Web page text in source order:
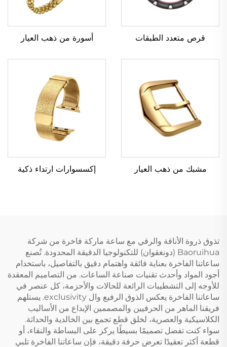
قرص متعدد الطبقات أسورة من ذهب العيار
مشبك من ذهب العيار إكسسوارات ارتداء ذكية
تذوق ذروة الأناقة والرقي مع ساعة ماركة فاخرة من شركة
Baoruihua (دونغقوان) للتكنولوجيا الدقيقة المحدودة. تُصنع
ساعاتنا الفاخرة بعناية فائقة واهتمام دقيق بالتفاصيل، باستخدام
أجود المواد وأحدث تقنيات صناعة الساعات. من التصاميم المعقدة
للأوجه إلى التشطيبات الرائعة للحالات والأحزمة، كل عنصر في
ساعاتنا الفاخرة يعكس الذوق الرفيع وال exclusivity. يستلهم
فريقنا الماهر من الحرفيين والمصممين الإبداع من الأساليب
الكلاسيكية والعصرية، لخلق قطع تجمع بين الخالدية والحداثة.
سواء كنت تفضل تصميمًا بسيطًا يركز على البساطة والنقاء، أو
قطعة أكثر تعقيدًا تعرض حرفة دقيقة، فإن ساعاتنا الفاخرة تلبي